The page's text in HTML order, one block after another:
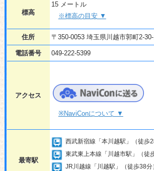
標高
15 メートル
※標高の目安 ▼
住所 〒350-0053 埼玉県川越市郭町2-
電話番号 049-222-5399
アクセス
※NaviConについて ▼
最寄駅
西武新宿線「本川越駅」（徒歩
東武東上本線「川越市駅」（徒
JR川越線「川越駅」（徒歩38分